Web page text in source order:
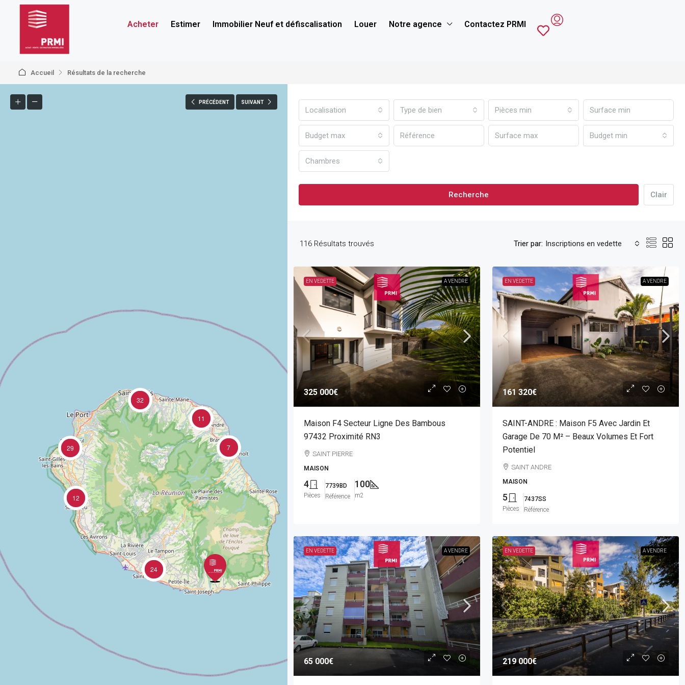
Acheter Estimer Immobilier Neuf et défiscalisation Louer Notre agence Contactez PRMI
Accueil Résultats de la recherche
PRÉCÉDENT SUIVANT
24
12
29 7
32
11
Localisation Type de bien Pièces min
Budget max Budget min
Chambres
Recherche Clair
116 Résultats trouvés Trier par: Inscriptions en vedette
EN VEDETTE A VENDRE
325 000€
Maison F4 Secteur Ligne Des Bambous
97432 Proximité RN3
SAINT PIERRE
MAISON
4
Pièces
7739BD
Référence
100
m2
EN VEDETTE A VENDRE
161 320€
SAINT-ANDRE : Maison F5 Avec Jardin Et
Garage De 70 M² – Beaux Volumes Et Fort
Potentiel
SAINT ANDRE
MAISON
5
Pièces
7437SS
Référence
EN VEDETTE A VENDRE
65 000€
EN VEDETTE A VENDRE
219 000€